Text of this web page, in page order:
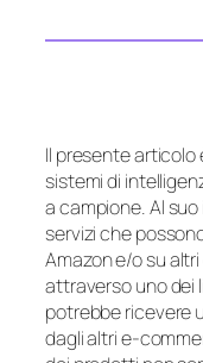
Il presente articolo
sistemi di
a campione. Al
servizi che
Amazon e/o su
attraverso uno dei
potrebbe ricevere
dagli altri e-